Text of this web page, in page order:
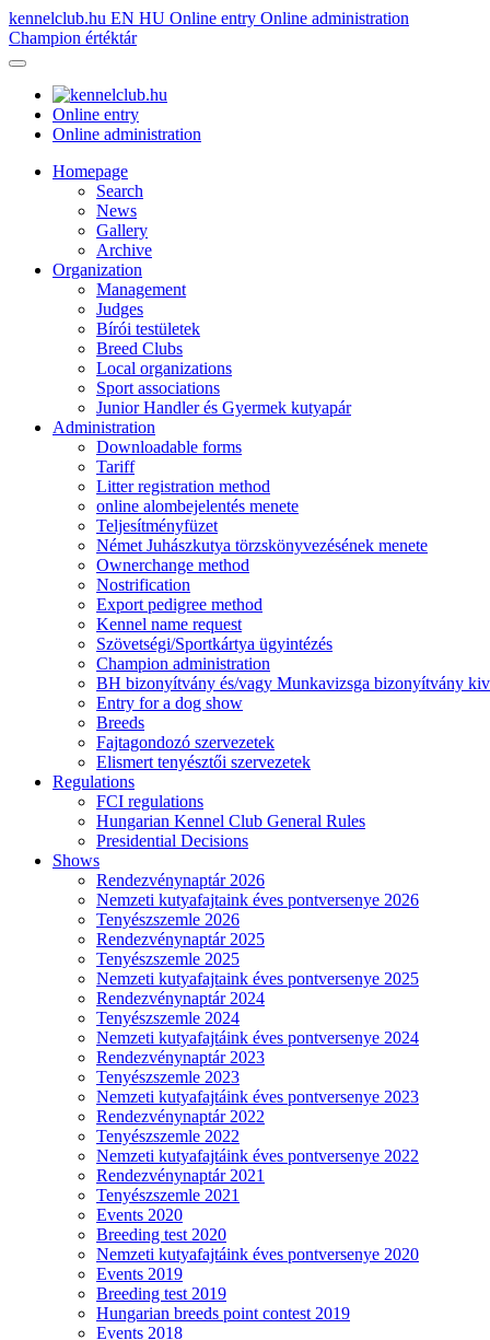
kennelclub.hu EN HU Online entry Online administration
Champion értéktár
Online entry
Online administration
Homepage
Search
News
Gallery
Archive
Organization
Management
Judges
Bírói testületek
Breed Clubs
Local organizations
Sport associations
Junior Handler és Gyermek kutyapár
Administration
Downloadable forms
Tariff
Litter registration method
online alombejelentés menete
Teljesítményfüzet
Német Juhászkutya törzskönyvezésének menete
Ownerchange method
Nostrification
Export pedigree method
Kennel name request
Szövetségi/Sportkártya ügyintézés
Champion administration
BH bizonyítvány és/vagy Munkavizsga bizonyítvány
Entry for a dog show
Breeds
Fajtagondozó szervezetek
Elismert tenyésztői szervezetek
Regulations
FCI regulations
Hungarian Kennel Club General Rules
Presidential Decisions
Shows
Rendezvénynaptár 2026
Nemzeti kutyafajtaink éves pontversenye 2026
Tenyészszemle 2026
Rendezvénynaptár 2025
Tenyészszemle 2025
Nemzeti kutyafajtaink éves pontversenye 2025
Rendezvénynaptár 2024
Tenyészszemle 2024
Nemzeti kutyafajtáink éves pontversenye 2024
Rendezvénynaptár 2023
Tenyészszemle 2023
Nemzeti kutyafajtáink éves pontversenye 2023
Rendezvénynaptár 2022
Tenyészszemle 2022
Nemzeti kutyafajtáink éves pontversenye 2022
Rendezvénynaptár 2021
Tenyészszemle 2021
Events 2020
Breeding test 2020
Nemzeti kutyafajtáink éves pontversenye 2020
Events 2019
Breeding test 2019
Hungarian breeds point contest 2019
Events 2018